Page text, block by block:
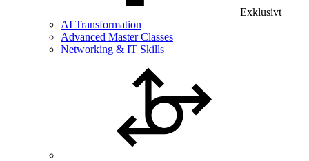
Exklusivt
AI Transformation
Advanced Master Classes
Networking & IT Skills